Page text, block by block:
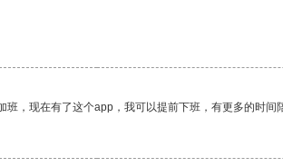
，现在有了这个app，我可以提前下班，有更多的时间